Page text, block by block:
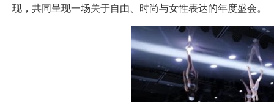
现，共同呈现一场关于自由、时尚与女性表达的年度盛会。